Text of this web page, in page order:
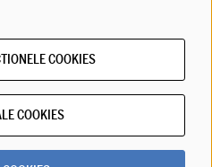
de nieuwsbrief!
COOKIES
COOKIES